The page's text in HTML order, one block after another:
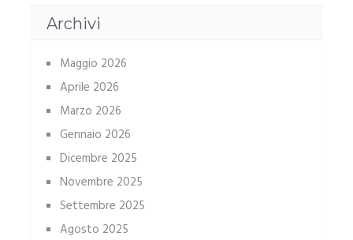
Archivi
Maggio 2026
Aprile 2026
Marzo 2026
Gennaio 2026
Dicembre 2025
Novembre 2025
Settembre 2025
Agosto 2025